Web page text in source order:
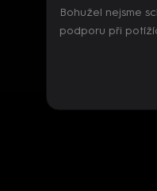
Bohužel nejsme
podporu při